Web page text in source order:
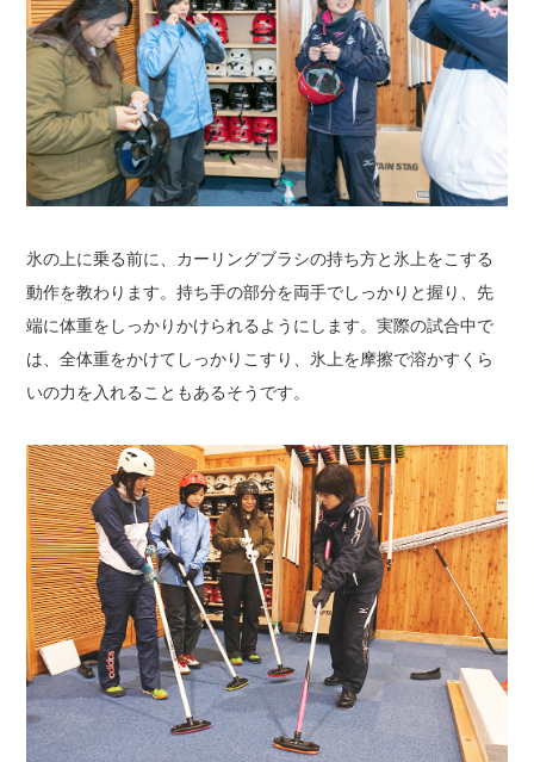
氷の上に乗る前に、カーリングブラシの持ち方と氷上をこする
動作を教わります。持ち手の部分を両手でしっかりと握り、先
端に体重をしっかりかけられるようにします。実際の試合中で
は、全体重をかけてしっかりこすり、氷上を摩擦で溶かすくら
いの力を入れることもあるそうです。